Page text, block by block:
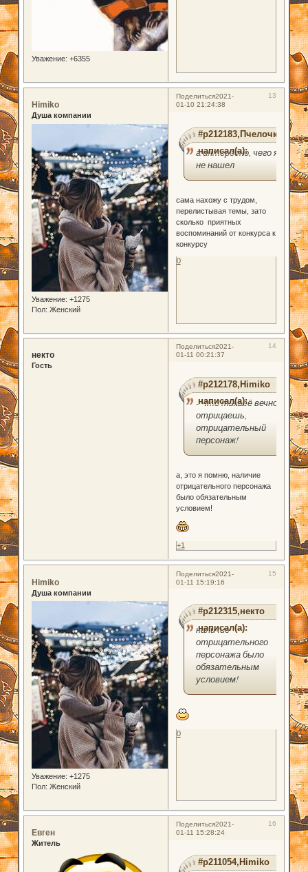
Уважение: +6355
Поделиться 13
2021-
01-10 21:24:38
Himiko
Душа компании
Уважение: +1275
Пол: Женский
#p212183,Пчелочка
написал(а):
а интересно, чего я
не нашел
сама нахожу с трудом,
перелистывая темы, зато
сколько приятных
воспоминаний от конкурса к
конкурсу
0
Поделиться 14
2021-
01-11 00:21:37
некто
Гость
#p212178,Himiko
написал(а):
- Что ты всё вечно
отрицаешь,
отрицательный
персонаж!
а, это я помню, наличие
отрицательного персонажа
было обязательным
условием!
+1
Поделиться 15
2021-
01-11 15:19:16
Himiko
Душа компании
Уважение: +1275
Пол: Женский
#p212315,некто
написал(а):
наличие
отрицательного
персонажа было
обязательным
условием!
0
Поделиться 16
2021-
01-11 15:28:24
Евген
Житель
#p211054,Himiko